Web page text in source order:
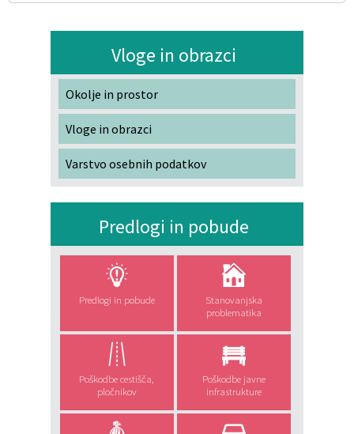
Vloge in obrazci
Okolje in prostor
Vloge in obrazci
Varstvo osebnih podatkov
Predlogi in pobude
Predlogi in pobude
Stanovanjska
problematika
Poškodbe cestišča,
pločnikov
Poškodbe javne
infrastrukture